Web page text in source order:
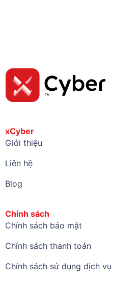
xCyber
Giới thiệu
Liên hệ
Blog
Chính sách
Chính sách bảo mật
Chính sách thanh toán
Chính sách sử dụng dịch vụ